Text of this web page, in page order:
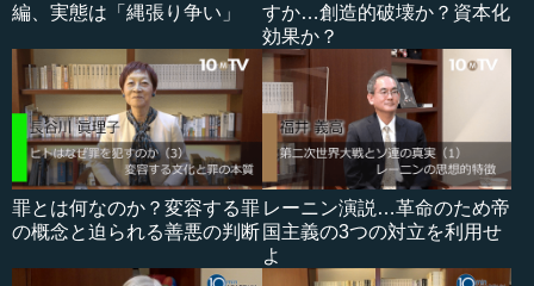
編、実態は「縄張り争い」
すか…創造的破壊か？資本化
効果か？
罪とは何なのか？変容する罪
の概念と迫られる善悪の判断
レーニン演説…革命のため帝
国主義の3つの対立を利用せ
よ